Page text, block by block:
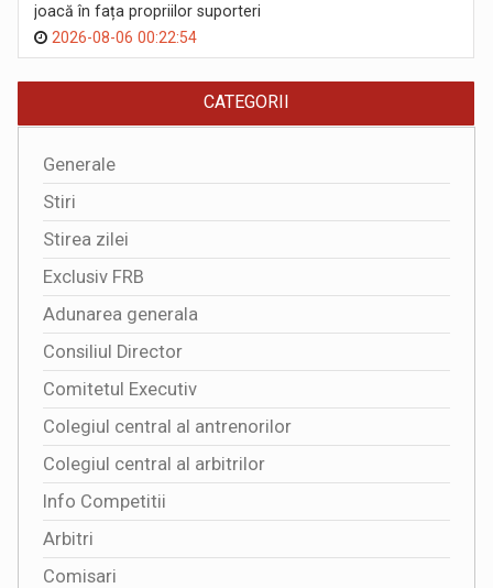
joacă în fața propriilor suporteri
2026-08-06 00:22:54
CATEGORII
Generale
Stiri
Stirea zilei
Exclusiv FRB
Adunarea generala
Consiliul Director
Comitetul Executiv
Colegiul central al antrenorilor
Colegiul central al arbitrilor
Info Competitii
Arbitri
Comisari